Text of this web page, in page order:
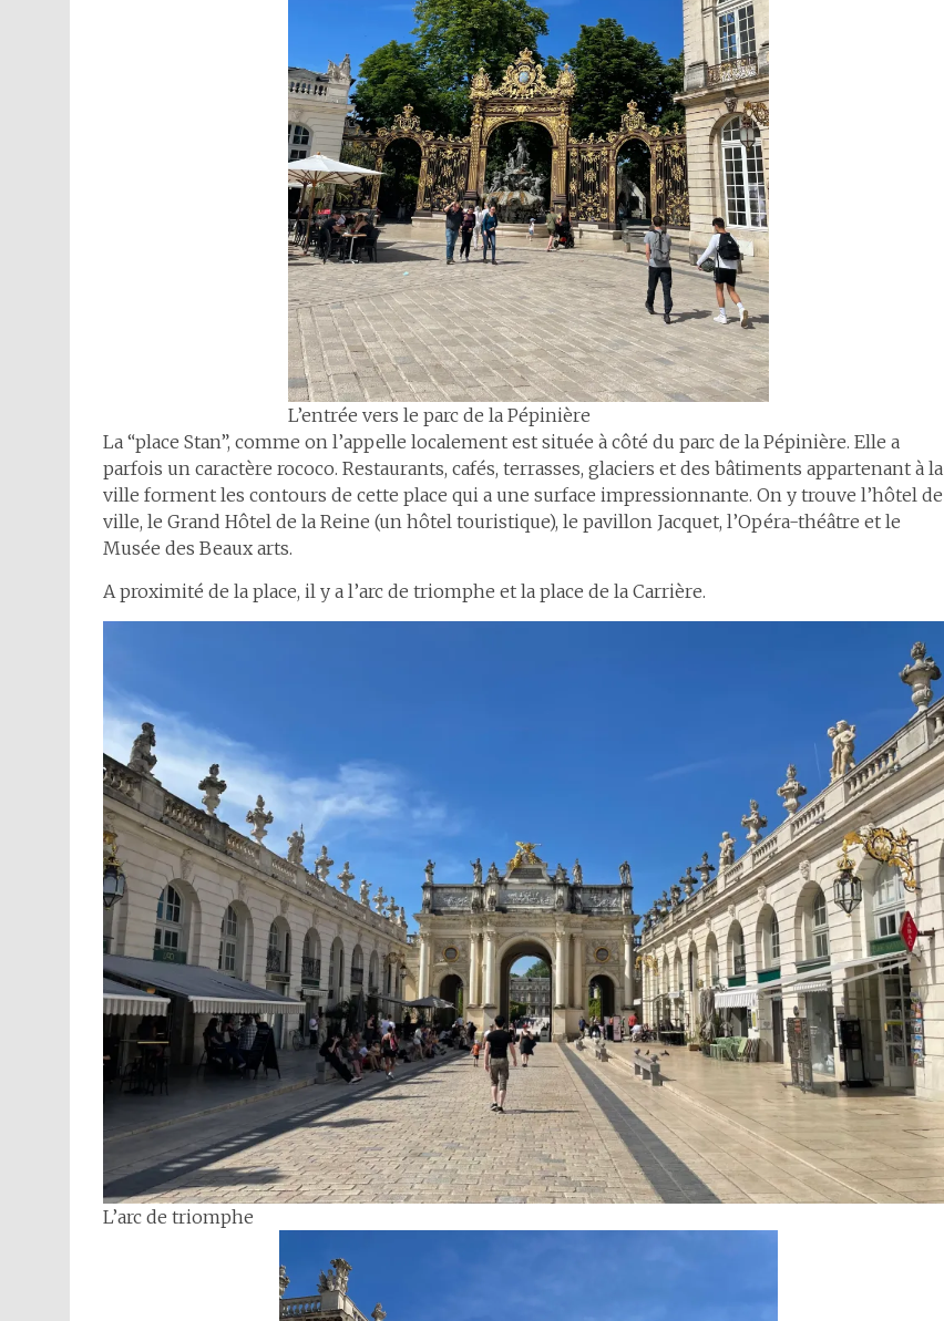
L’entrée vers le parc de la Pépinière
La “place Stan”, comme on l’appelle localement est située à côté du parc de la Pépinière. Elle a
parfois un caractère rococo. Restaurants, cafés, terrasses, glaciers et des bâtiments appartenant à la
ville forment les contours de cette place qui a une surface impressionnante. On y trouve l’hôtel de
ville, le Grand Hôtel de la Reine (un hôtel touristique), le pavillon Jacquet, l’Opéra-théâtre et le
Musée des Beaux arts.
A proximité de la place, il y a l’arc de triomphe et la place de la Carrière.
L’arc de triomphe